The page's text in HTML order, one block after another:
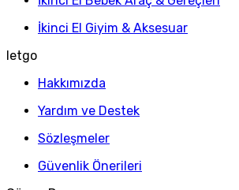
İkinci El Giyim & Aksesuar
letgo
Hakkımızda
Yardım ve Destek
Sözleşmeler
Güvenlik Önerileri